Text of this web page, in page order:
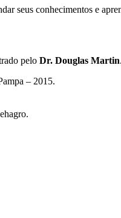
seus conhecimentos e
pelo Dr. Douglas Martin.
– 2015.